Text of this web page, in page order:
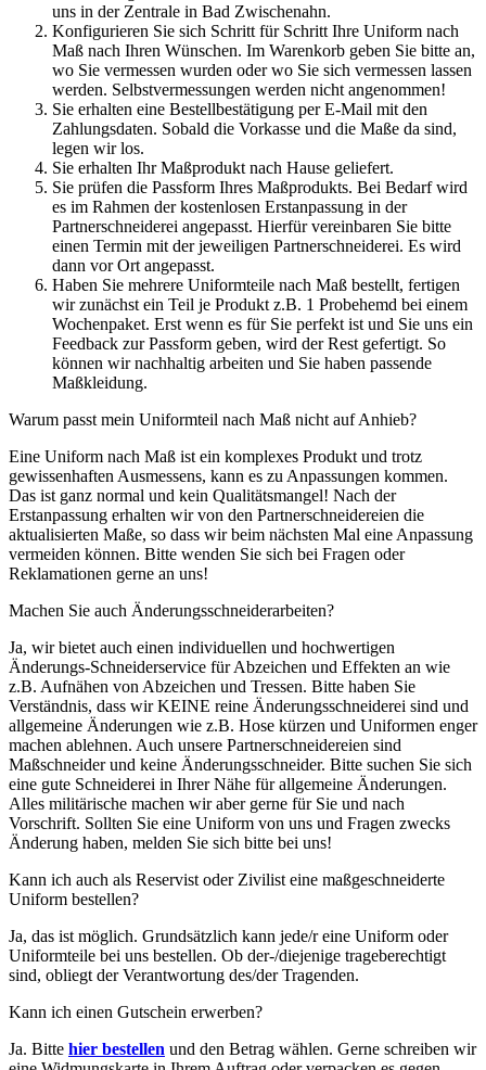
uns in der Zentrale in Bad Zwischenahn.
Konfigurieren Sie sich Schritt für Schritt Ihre Uniform nach
Maß nach Ihren Wünschen. Im Warenkorb geben Sie bitte an,
wo Sie vermessen wurden oder wo Sie sich vermessen lassen
werden. Selbstvermessungen werden nicht angenommen!
Sie erhalten eine Bestellbestätigung per E-Mail mit den
Zahlungsdaten. Sobald die Vorkasse und die Maße da sind,
legen wir los.
Sie erhalten Ihr Maßprodukt nach Hause geliefert.
Sie prüfen die Passform Ihres Maßprodukts. Bei Bedarf wird
es im Rahmen der kostenlosen Erstanpassung in der
Partnerschneiderei angepasst. Hierfür vereinbaren Sie bitte
einen Termin mit der jeweiligen Partnerschneiderei. Es wird
dann vor Ort angepasst.
Haben Sie mehrere Uniformteile nach Maß bestellt, fertigen
wir zunächst ein Teil je Produkt z.B. 1 Probehemd bei einem
Wochenpaket. Erst wenn es für Sie perfekt ist und Sie uns ein
Feedback zur Passform geben, wird der Rest gefertigt. So
können wir nachhaltig arbeiten und Sie haben passende
Maßkleidung.
Warum passt mein Uniformteil nach Maß nicht auf Anhieb?
Eine Uniform nach Maß ist ein komplexes Produkt und trotz
gewissenhaften Ausmessens, kann es zu Anpassungen kommen.
Das ist ganz normal und kein Qualitätsmangel! Nach der
Erstanpassung erhalten wir von den Partnerschneidereien die
aktualisierten Maße, so dass wir beim nächsten Mal eine Anpassung
vermeiden können. Bitte wenden Sie sich bei Fragen oder
Reklamationen gerne an uns!
Machen Sie auch Änderungsschneiderarbeiten?
Ja, wir bietet auch einen individuellen und hochwertigen
Änderungs-Schneiderservice für Abzeichen und Effekten an wie
z.B. Aufnähen von Abzeichen und Tressen. Bitte haben Sie
Verständnis, dass wir KEINE reine Änderungsschneiderei sind und
allgemeine Änderungen wie z.B. Hose kürzen und Uniformen enger
machen ablehnen. Auch unsere Partnerschneidereien sind
Maßschneider und keine Änderungsschneider. Bitte suchen Sie sich
eine gute Schneiderei in Ihrer Nähe für allgemeine Änderungen.
Alles militärische machen wir aber gerne für Sie und nach
Vorschrift. Sollten Sie eine Uniform von uns und Fragen zwecks
Änderung haben, melden Sie sich bitte bei uns!
Kann ich auch als Reservist oder Zivilist eine maßgeschneiderte
Uniform bestellen?
Ja, das ist möglich. Grundsätzlich kann jede/r eine Uniform oder
Uniformteile bei uns bestellen. Ob der-/diejenige trageberechtigt
sind, obliegt der Verantwortung des/der Tragenden.
Kann ich einen Gutschein erwerben?
Ja. Bitte hier bestellen und den Betrag wählen. Gerne schreiben wir